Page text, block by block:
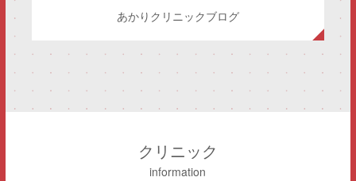
あかりクリニックブログ
クリニック
information